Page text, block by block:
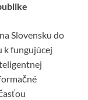
Slovensku do
k fungujúcej